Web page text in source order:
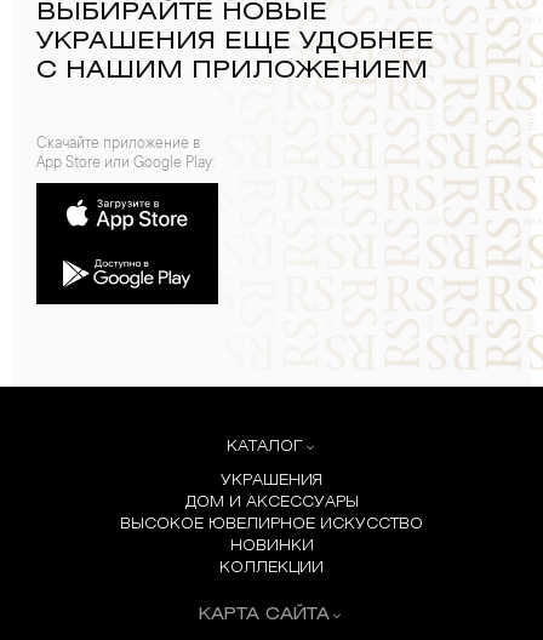
ВЫБИРАЙТЕ НОВЫЕ
УКРАШЕНИЯ ЕЩЕ УДОБНЕЕ
С НАШИМ ПРИЛОЖЕНИЕМ
Скачайте приложение в
App Store или Google Play:
КАТАЛОГ
УКРАШЕНИЯ
ДОМ И АКСЕССУАРЫ
ВЫСОКОЕ ЮВЕЛИРНОЕ ИСКУССТВО
НОВИНКИ
КОЛЛЕКЦИИ
КАРТА САЙТА